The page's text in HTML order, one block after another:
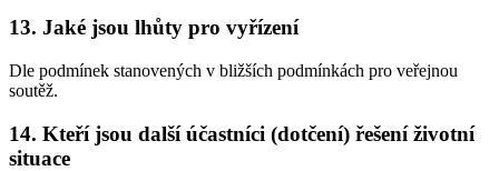
13. Jaké jsou lhůty pro vyřízení
Dle podmínek stanovených v bližších podmínkách pro veřejnou
soutěž.
14. Kteří jsou další účastníci (dotčení) řešení životní
situace